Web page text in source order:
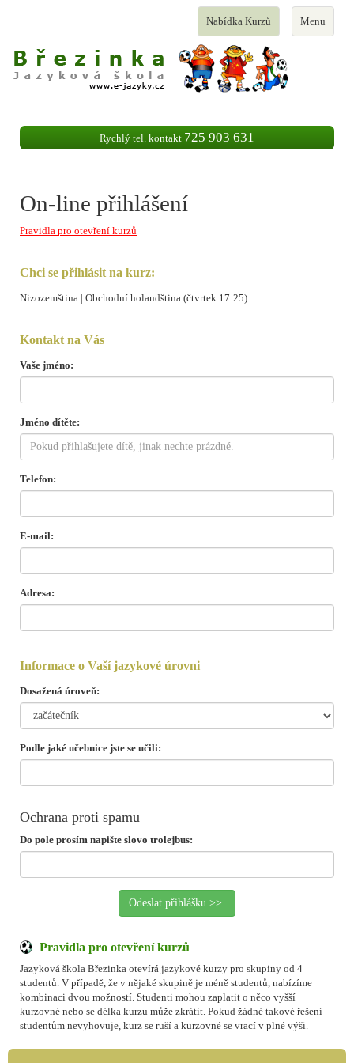
Toggle
navigation
Menu
Toggle
navigation
Nabídka Kurzů
Rychlý tel. kontakt 725 903 631
On-line přihlášení
Pravidla pro otevření kurzů
Chci se přihlásit na kurz:
Nizozemština | Obchodní holandština (čtvrtek 17:25)
Kontakt na Vás
Vaše jméno:
Jméno dítěte:
Telefon:
E-mail:
Adresa:
Informace o Vaší jazykové úrovni
Dosažená úroveň:
Podle jaké učebnice jste se učili:
Ochrana proti spamu
Do pole prosím napište slovo trolejbus:
Pravidla pro otevření kurzů
Jazyková škola Březinka otevírá jazykové kurzy pro skupiny od 4
studentů. V případě, že v nějaké skupině je méně studentů, nabízíme
kombinaci dvou možností. Studenti mohou zaplatit o něco vyšší
kurzovné nebo se délka kurzu může zkrátit. Pokud žádné takové řešení
studentům nevyhovuje, kurz se ruší a kurzovné se vrací v plné výši.